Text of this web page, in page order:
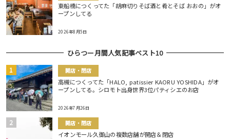
東船橋につくってた「胡麻切りそば酒と肴とそば おおの」がオ
ープンしてる
2026年8月5日
ひらつー月間人気記事ベスト10
開店・閉店
高槻につくってた「HALO, patissier KAORU YOSHIDA」がオ
ープンしてる。シロモト出身世界3位パティシエのお店
2026年7月26日
開店・閉店
イオンモール久御山の複数店舗が開店＆閉店